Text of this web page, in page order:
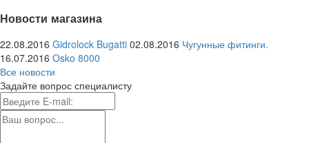
Новости магазина
22.08.2016 Gidrolock Bugatti 02.08.2016 Чугунные фитинги.
16.07.2016 Osko 8000
Все новости
Задайте вопрос специалисту